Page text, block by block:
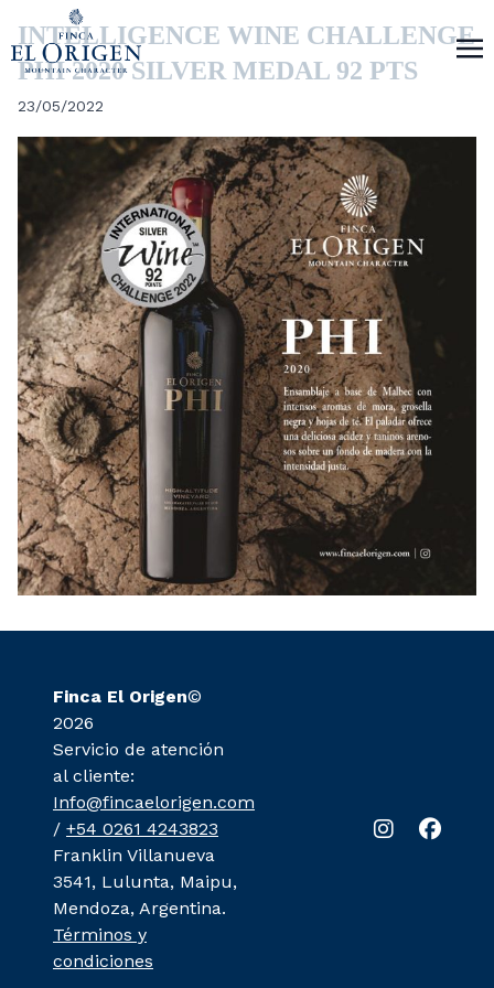
INTELLIGENCE WINE CHALLENGE
PHI 2020 SILVER MEDAL 92 PTS
23/05/2022
Finca El Origen©
2026
Servicio de atención
al cliente:
Info@fincaelorigen.com
/ +54 0261 4243823
Franklin Villanueva
3541, Lulunta, Maipu,
Mendoza, Argentina.
Términos y
condiciones